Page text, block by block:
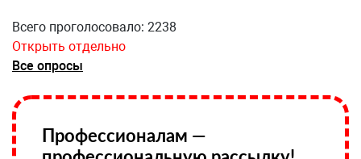
Всего проголосовало: 2238
Открыть отдельно
Все опросы
Профессионалам —